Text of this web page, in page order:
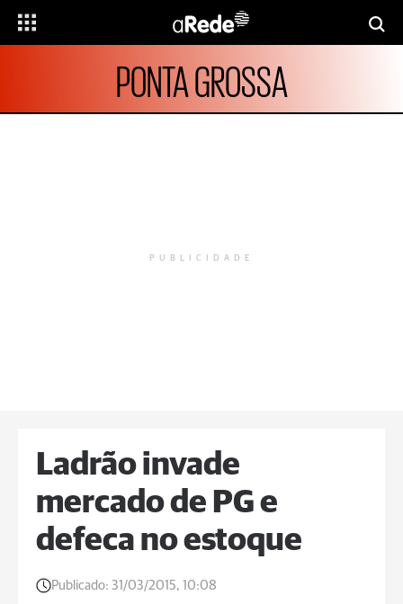
PONTA GROSSA
PUBLICIDADE
Ladrão invade
mercado de PG e
defeca no estoque
Publicado: 31/03/2015, 10:08